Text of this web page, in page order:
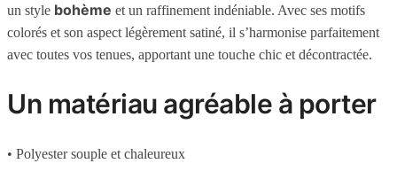
un style bohème et un raffinement indéniable. Avec ses motifs
colorés et son aspect légèrement satiné, il s’harmonise parfaitement
avec toutes vos tenues, apportant une touche chic et décontractée.
Un matériau agréable à porter
• Polyester souple et chaleureux